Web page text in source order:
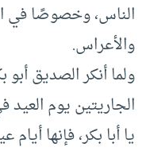
الناس، وخصوصًا في
والأعراس.
ولما أنكر الصديق
الجاريتين يوم العيد
يا أبا بكر، فإنها